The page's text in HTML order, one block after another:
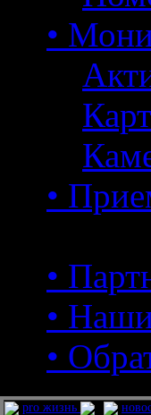
•
•
•
•
•
pro жизнь